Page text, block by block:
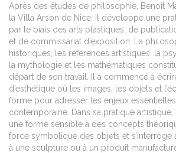
Après des études de philosophie, Benoît
la Villa Arson de Nice
Il développe une
par le biais des arts plastiques, de
et de commissariat d’exposition.
La
historiques, les références artistiques, la
la mythologie et les mathématiques
départ de son travail.
Il a commencé à
d’esthétique où les images, les objets et
forme pour adresser les enjeux essentielles
contemporaine. Dans sa pratique
une forme sensible à des concepts
force symbolique des objets et s’interroge
à une sculpture ou à un produit